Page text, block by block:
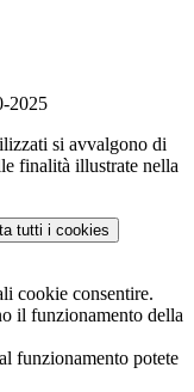
2025
si avvalgono di
finalità illustrate nella
tutti i cookies
cookie consentire.
il funzionamento della
funzionamento potete